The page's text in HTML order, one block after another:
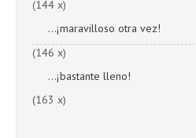
(144 x)
...¡maravilloso otra vez!
(146 x)
...¡bastante lleno!
(163 x)